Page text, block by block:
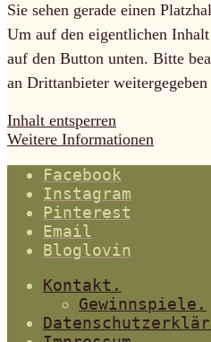
Sie sehen gerade einen
Um auf den eigentlichen
auf den Button unten. Bitte
an Drittanbieter weitergegeben
Inhalt entsperren
Weitere Informationen
Facebook
Instagram
Pinterest
Email
Bloglovin
Kontakt.
Gewinnspiele.